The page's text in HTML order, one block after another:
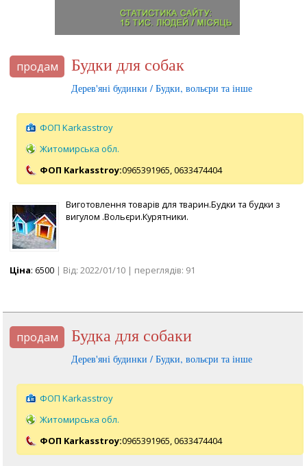
продам Будки для собак
Дерев'яні будинки / Будки, вольєри та інше
ФОП Karkasstroy
Житомирська обл.
ФОП Karkasstroy:0965391965, 0633474404
Виготовлення товарів для тварин.Будки та будки з
вигулом .Вольєри.Курятники.
Ціна: 6500 | Від: 2022/01/10 | переглядів: 91
продам Будка для собаки
Дерев'яні будинки / Будки, вольєри та інше
ФОП Karkasstroy
Житомирська обл.
ФОП Karkasstroy:0965391965, 0633474404